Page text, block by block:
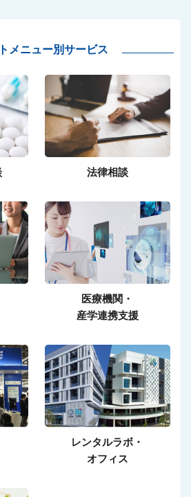
メニュー別サービス
法律相談
医療機関・
産学連携支援
レンタルラボ・
オフィス